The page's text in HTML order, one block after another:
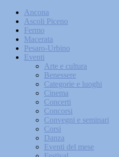
Ancona
Ascoli Piceno
Fermo
Macerata
Pesaro-Urbino
Eventi
Arte e cultura
Benessere
Categorie e luoghi
Cinema
Concerti
Concorsi
Convegni e seminari
Corsi
Danza
Eventi del mese